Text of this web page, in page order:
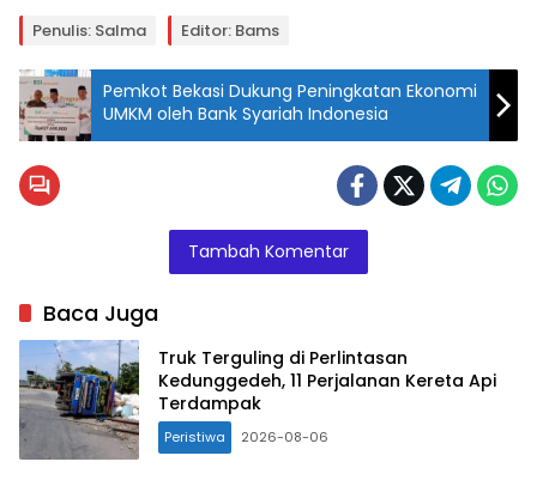
Penulis: Salma Editor: Bams
Pemkot Bekasi Dukung Peningkatan Ekonomi
UMKM oleh Bank Syariah Indonesia
Tambah Komentar
Baca Juga
Truk Terguling di Perlintasan
Kedunggedeh, 11 Perjalanan Kereta Api
Terdampak
Peristiwa 2026-08-06